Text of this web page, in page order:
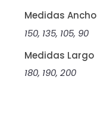
Medidas Ancho
150, 135, 105, 90
Medidas Largo
180, 190, 200